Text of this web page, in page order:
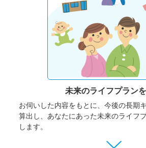
未来のライフプラン
お伺いした内容をもとに、今後の長期
算出し、あなたにあった未来のライフ
します。